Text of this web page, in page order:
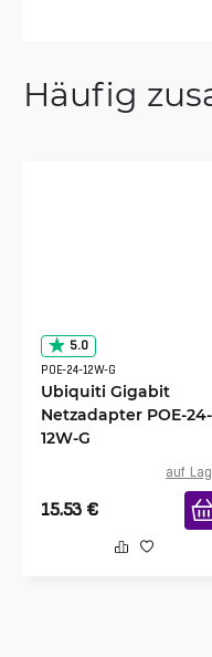
Häufig
5.0
POE-24-12W-G
Ubiquiti Gigabit
Netzadapter POE-24-
12W-G
auf
15.53 €